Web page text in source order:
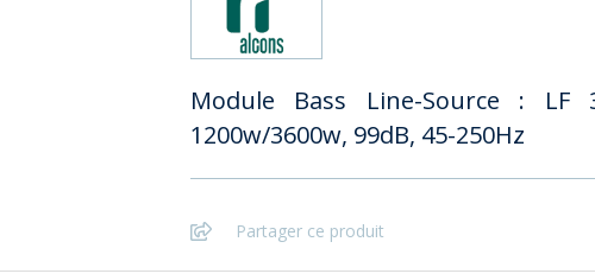
Module Bass Line-Source :
1200w/3600w, 99dB, 45-250Hz
Partager ce produit